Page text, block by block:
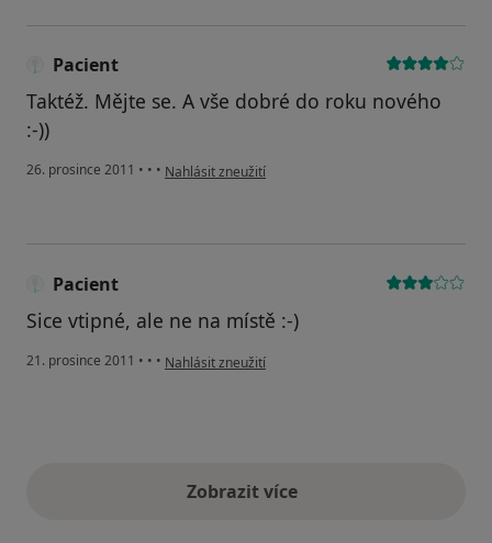
Pacient
Taktéž. Mějte se. A vše dobré do roku nového
:-))
26. prosince 2011 • • • podle názoru uživatele Pacient
Nahlásit zneužití
Pacient
Sice vtipné, ale ne na místě :-)
21. prosince 2011 • • • podle názoru uživatele Pacient
Nahlásit zneužití
Zobrazit vícevýše uvedené názory